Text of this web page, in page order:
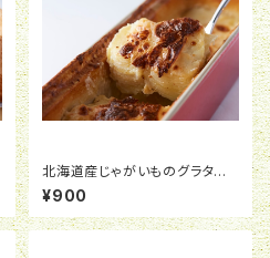
北海道産じゃがいものグラタ
ン 100g
¥900